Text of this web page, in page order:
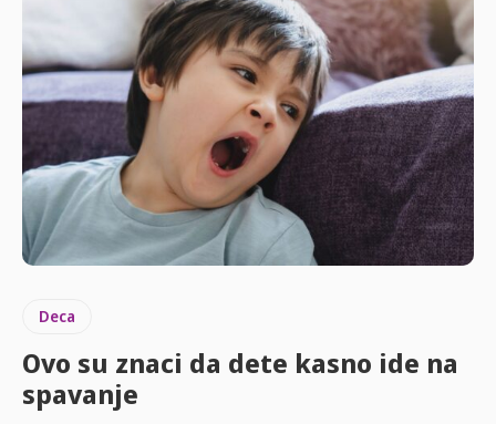
Deca
Ovo su znaci da dete kasno ide na
spavanje